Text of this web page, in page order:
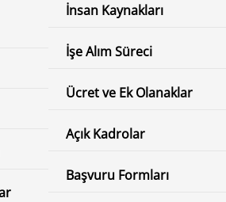
İnsan Kaynakları
İşe Alım Süreci
Ücret ve Ek Olanaklar
Açık Kadrolar
Başvuru Formları